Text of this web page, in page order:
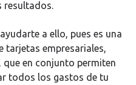
resultados.
a ello, pues es una
tarjetas empresariales,
en conjunto permiten
todos los gastos de tu